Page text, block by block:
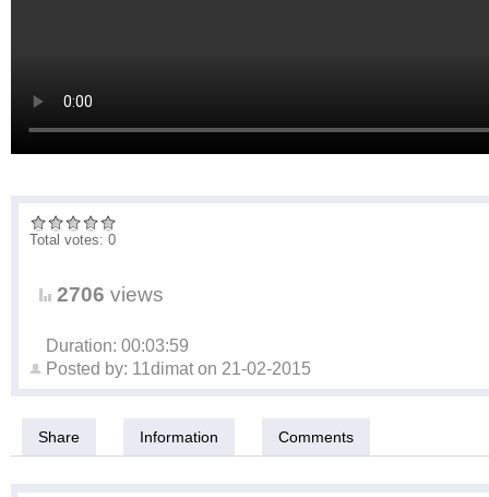
Total votes: 0
2706 views
Duration: 00:03:59
Posted by: 11dimat on 21-02-2015
Share Information Comments